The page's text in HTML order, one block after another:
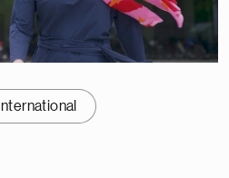
International